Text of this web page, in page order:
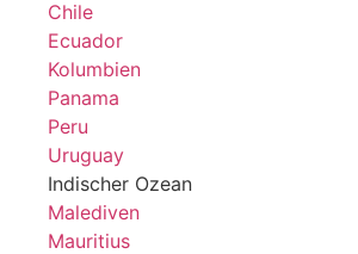
Chile
Ecuador
Kolumbien
Panama
Peru
Uruguay
Indischer Ozean
Malediven
Mauritius